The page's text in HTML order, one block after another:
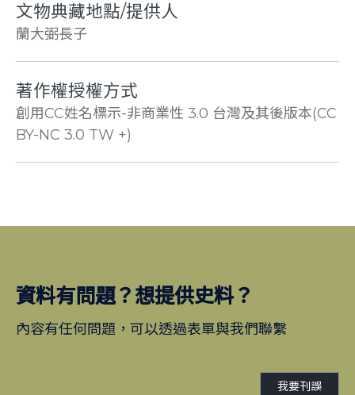
文物典藏地點/提供人
蘭大弼長子
著作權授權方式
創用CC姓名標示-非商業性 3.0 台灣及其後版本(CC
BY-NC 3.0 TW +)
資料有問題？想提供史料？
內容有任何問題，可以透過表單與我們聯繫
我要刊誤